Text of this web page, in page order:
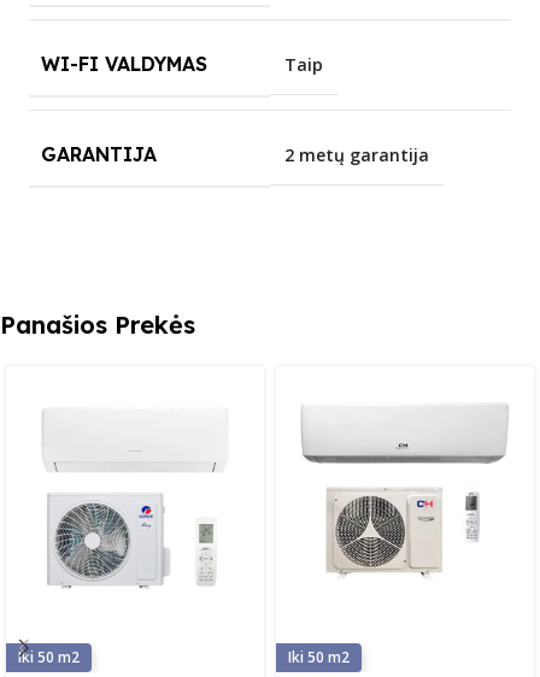
WI-FI VALDYMAS Taip
GARANTIJA 2 metų garantija
Panašios Prekės
50 50